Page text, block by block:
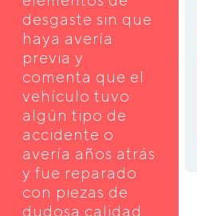
desgaste sin que
haya avería
previa y
comenta que el
vehículo tuvo
algún tipo de
accidente o
avería años atrás
y fue reparado
con piezas de
dudosa calidad.